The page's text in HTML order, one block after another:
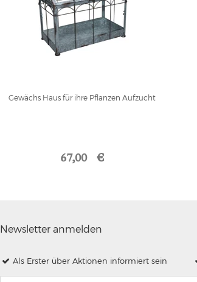
Gewächs Haus für ihre Pflanzen Aufzucht
67,00 €
Newsletter anmelden
Als Erster über Aktionen informiert sein